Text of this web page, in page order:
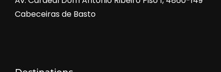
Cabeceiras de Basto